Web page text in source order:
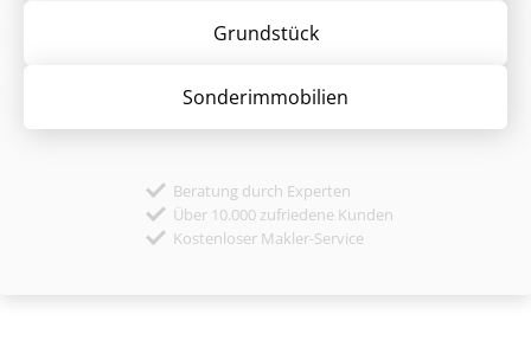
Grund­stück
Sonder­immobilien
Beratung durch Experten
Über 10.000 zufriedene Kunden
Kostenloser Makler-Service